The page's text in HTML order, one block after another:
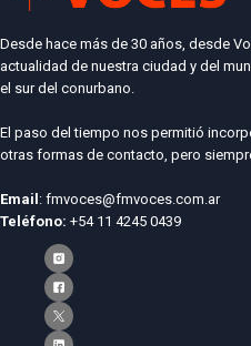
Desde hace más de 30 años, desde
actualidad de nuestra ciudad y del
el sur del conurbano.
El paso del tiempo nos permitió
otras formas de contacto, pero
Email : fmvoces@fmvoces.com.ar
Teléfono: +54 11 4245 0439